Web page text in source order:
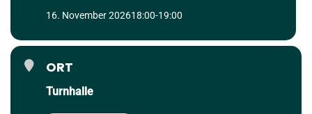
16. November 202618:00-19:00
ORT
Turnhalle